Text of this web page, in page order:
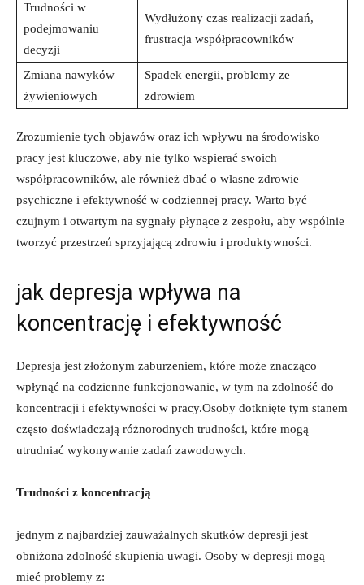
Trudności w
podejmowaniu
decyzji
Wydłużony czas ⁣realizacji ⁣zadań,
frustracja ‍współpracowników
Zmiana nawyków
żywieniowych
Spadek energii, ‌problemy⁤ ze
zdrowiem
Zrozumienie tych objawów ⁤oraz ich wpływu ⁣na⁢ środowisko
pracy jest kluczowe, aby ⁣nie tylko⁤ wspierać swoich⁢
współpracowników, ale również dbać o ‌własne ⁣zdrowie‌
psychiczne ⁢i⁤ efektywność w codziennej ⁢pracy. Warto być
czujnym⁣ i‌ otwartym na sygnały płynące z zespołu, aby wspólnie​
tworzyć przestrzeń sprzyjającą⁣ zdrowiu i‌ produktywności.
jak depresja wpływa na⁢
koncentrację i efektywność
Depresja jest złożonym zaburzeniem, ⁣które może znacząco
wpłynąć na ‌codzienne funkcjonowanie, ⁣w tym na zdolność‌ do
koncentracji ⁤i efektywności⁢ w pracy.Osoby dotknięte tym stanem
⁣często doświadczają różnorodnych trudności, które mogą
utrudniać wykonywanie zadań zawodowych.
Trudności z ‍koncentracją
jednym ⁢z​ najbardziej zauważalnych skutków depresji jest
obniżona zdolność‌ skupienia ⁤uwagi. ‍Osoby w​ depresji mogą⁣
mieć⁤ problemy z: